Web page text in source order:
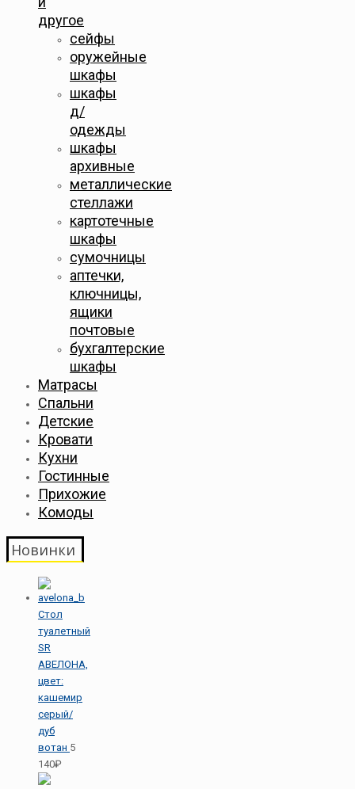
другое
сейфы
оружейные
шкафы
шкафы
д/
одежды
шкафы
архивные
металлические
стеллажи
картотечные
шкафы
сумочницы
аптечки,
ключницы,
ящики
почтовые
бухгалтерские
шкафы
Матрасы
Спальни
Детские
Кровати
Кухни
Гостинные
Прихожие
Комоды
Новинки
Стол
туалетный
SR
АВЕЛОНА,
цвет:
кашемир
серый/
дуб
вотан 5
140₽